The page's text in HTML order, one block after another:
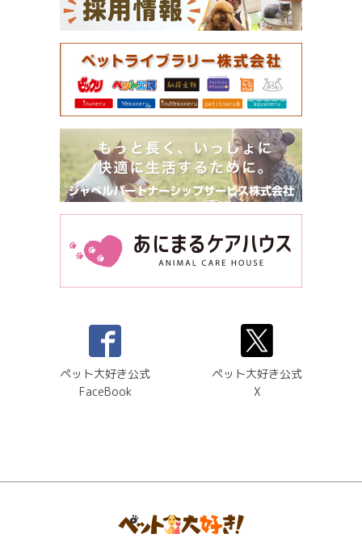
ペット大好き公式
FaceBook
ペット大好き公式
X